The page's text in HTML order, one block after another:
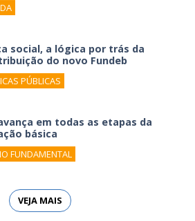
social, a lógica por trás da
do novo Fundeb
PÚBLICAS
em todas as etapas da
básica
FUNDAMENTAL
VEJA MAIS